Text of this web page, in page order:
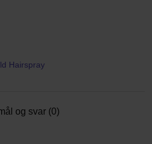
Hairspray
og svar (0)